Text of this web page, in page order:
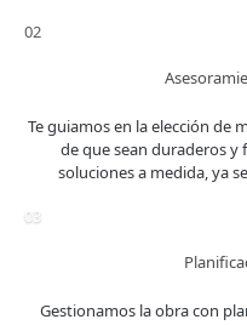
02
Te guiamos en la elección de
de que sean duraderos y
soluciones a medida, ya
03
Gestionamos la obra con